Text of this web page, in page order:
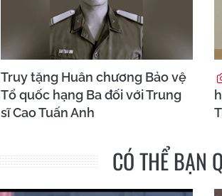
Truy tặng Huân chương Bảo vệ
Tổ quốc hạng Ba đối với Trung
sĩ Cao Tuấn Anh
CÓ THỂ BẠN